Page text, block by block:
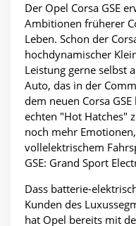
Der Opel Corsa GSE
Ambitionen früherer
Leben. Schon der
hochdynamischer
Leistung gerne selbst
Auto, das in der
dem neuen Corsa
echten "Hot Hatches"
noch mehr
vollelektrischem
GSE: Grand Sport
Dass batterie-
Kunden des
hat Opel bereits mit